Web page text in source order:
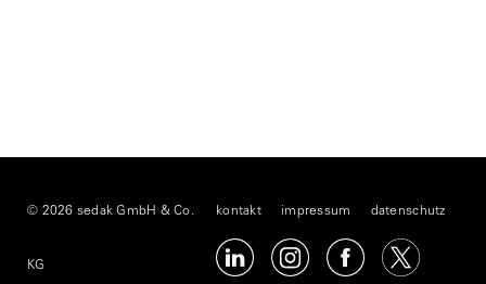
© 2026 sedak GmbH & Co.
KG
kontakt impressum datenschutz